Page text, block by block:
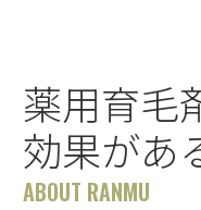
薬用育毛
効果があ
ABOUT RANMU